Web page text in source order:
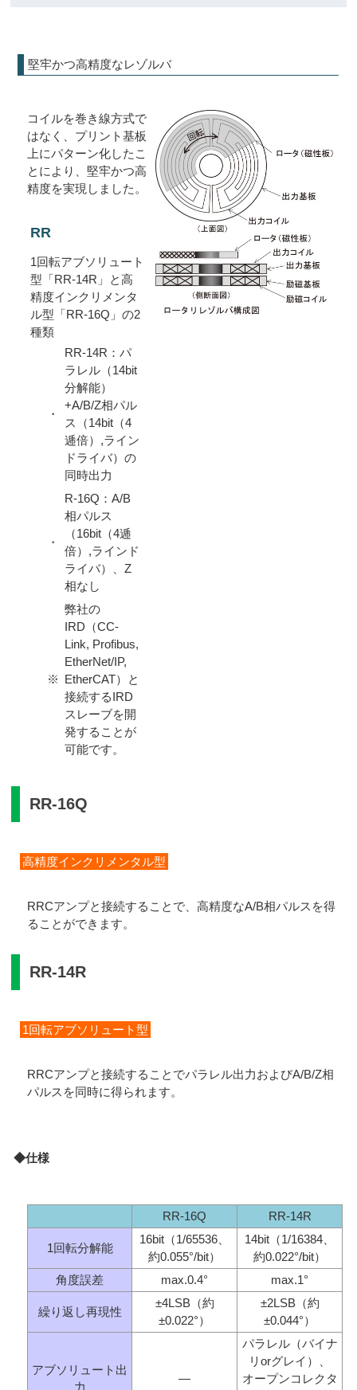
堅牢かつ高精度なレゾルバ
コイルを巻き線方式で
はなく、プリント基板
上にパターン化したこ
とにより、堅牢かつ高
精度を実現しました。
RR
1回転アブソリュート
型「RR-14R」と高
精度インクリメンタ
ル型「RR-16Q」の2
種類
・
RR-14R：パ
ラレル（14bit
分解能）
+A/B/Z相パル
ス（14bit（4
逓倍）,ライン
ドライバ）の
同時出力
・
R-16Q：A/B
相パルス
（16bit（4逓
倍）,ラインド
ライバ）、Z
相なし
※
弊社の
IRD（CC-
Link, Profibus,
EtherNet/IP,
EtherCAT）と
接続するIRD
スレーブを開
発することが
可能です。
RR-16Q
高精度インクリメンタル型
RRCアンプと接続することで、高精度なA/B相パルスを得
ることができます。
RR-14R
1回転アブソリュート型
RRCアンプと接続することでパラレル出力およびA/B/Z相
パルスを同時に得られます。
◆仕様
RR-16Q RR-14R
1回転分解能
16bit（1/65536、
約0.055°/bit）
14bit（1/16384、
約0.022°/bit）
角度誤差
max.0.4° max.1°
繰り返し再現性
±4LSB（約
±0.022°）
±2LSB（約
±0.044°）
アブソリュート出
―
パラレル（バイナ
リorグレイ）、
オープンコレクタ